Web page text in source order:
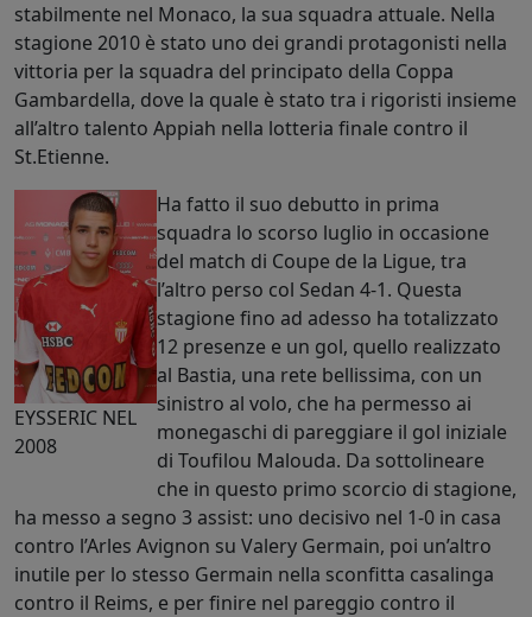
stabilmente nel Monaco, la sua squadra attuale. Nella
stagione 2010 è stato uno dei grandi protagonisti nella
vittoria per la squadra del principato della Coppa
Gambardella, dove la quale è stato tra i rigoristi insieme
all’altro talento Appiah nella lotteria finale contro il
St.Etienne.
EYSSERIC NEL
2008
Ha fatto il suo debutto in prima
squadra lo scorso luglio in occasione
del match di Coupe de la Ligue, tra
l’altro perso col Sedan 4-1. Questa
stagione fino ad adesso ha totalizzato
12 presenze e un gol, quello realizzato
al Bastia, una rete bellissima, con un
sinistro al volo, che ha permesso ai
monegaschi di pareggiare il gol iniziale
di Toufilou Malouda. Da sottolineare
che in questo primo scorcio di stagione,
ha messo a segno 3 assist: uno decisivo nel 1-0 in casa
contro l’Arles Avignon su Valery Germain, poi un’altro
inutile per lo stesso Germain nella sconfitta casalinga
contro il Reims, e per finire nel pareggio contro il